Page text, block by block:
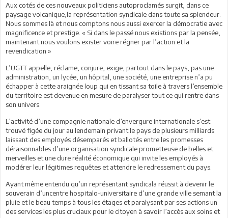
Aux cotés de ces nouveaux politiciens autoproclamés surgit, dans ce
paysage volcanique,la représentation syndicale dans toute sa splendeur.
Nous sommes là et nous comptons nous aussi exercer la démocratie avec
magnificence et prestige. « Si dans le passé nous existions par la pensée,
maintenant nous voulons exister voire régner par l’action et la
revendication »
L’UGTT appelle, réclame, conjure, exige, partout dans le pays, pas une
administration, un lycée, un hôpital, une société, une entreprise n’a pu
échapper à cette araignée loup qui en tissant sa toile à travers l’ensemble
du territoire est devenue en mesure de paralyser tout ce qui rentre dans
son univers.
L’activité d’une compagnie nationale d’envergure internationale s’est
trouvé figée du jour au lendemain privant le pays de plusieurs milliards
laissant des employés désemparés et ballotés entre les promesses
déraisonnables d’une organisation syndicale prometteuse de belles et
merveilles et une dure réalité économique qui invite les employés à
modérer leur légitimes requêtes et attendre le redressement du pays.
Ayant même entendu qu’un représentant syndicala réussit à devenir le
souverain d’uncentre hospitalo-universitaire d’une grande ville semant la
pluie et le beau temps à tous les étages et paralysant par ses actions un
des services les plus cruciaux pour le citoyen à savoir l’accès aux soins et